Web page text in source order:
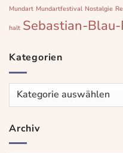
Mundart Mundartfestival Nostalgie
halt Sebastian-Blau-
Kategorien
Kategorien
Archiv